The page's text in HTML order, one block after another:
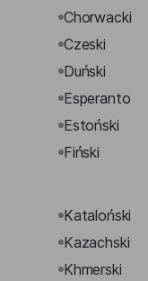
Chorwacki
Czeski
Duński
Esperanto
Estoński
Fiński
Kataloński
Kazachski
Khmerski